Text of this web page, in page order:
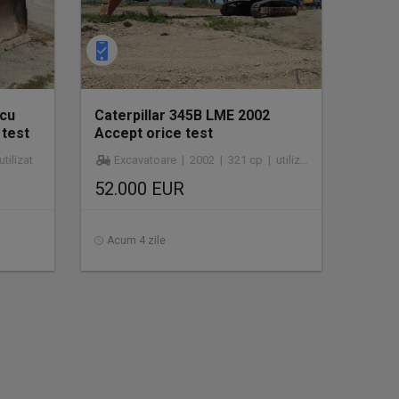
test
Caterpillar 345B LME 2002
Accept orice test
Excavatoare | 2002 | 321 cp | utilizat
52.000 EUR
Acum 4 zile